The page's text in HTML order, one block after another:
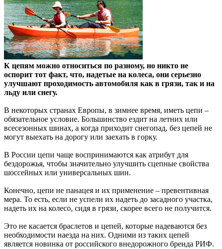
К цепям можно относиться по разному, но никто не
оспорит тот факт, что, надетые на колеса, они серьезно
улучшают проходимость автомобиля как в грязи, так и на
льду или снегу.
В некоторых странах Европы, в зимнее время, иметь цепи –
обязательное условие. Большинство ездит на летних или
всесезонных шинах, а когда приходит снегопад, без цепей не
могут выехать на дорогу или заехать в горку.
В России цепи чаще воспринимаются как атрибут для
бездорожья, чтобы значительно улучшить сцепные свойства
шоссейных или универсальных шин.
Конечно, цепи не панацея и их применение – превентивная
мера. То есть, если не успели их надеть до засадного участка,
надеть их на колесо, сидя в грязи, скорее всего не получится.
Это не касается браслетов и цепей, которые надеваются без
необходимости наезда на них. Одними из таких цепей
является новинка от российского внедорожного бренда РИФ.